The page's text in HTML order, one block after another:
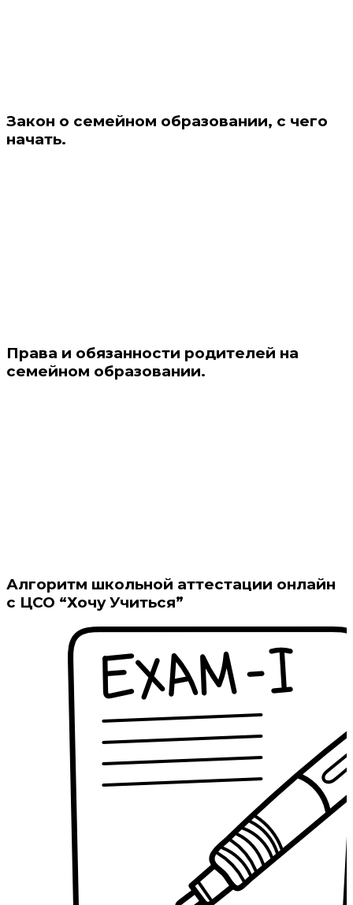
Закон о семейном образовании, с чего
начать.
Права и обязанности родителей на
семейном образовании.
Алгоритм школьной аттестации онлайн
с ЦСО “Хочу Учиться”